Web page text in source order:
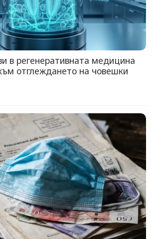
в регенеративната медицина
отглеждането на човешки